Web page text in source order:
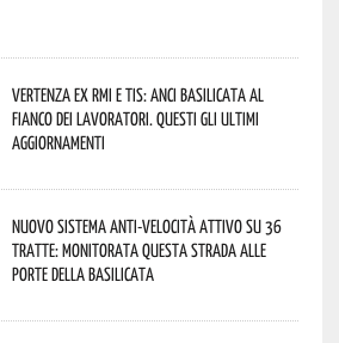
Vertenza ex RMI e TIS: ANCI Basilicata al
fianco dei lavoratori. Questi gli ultimi
aggiornamenti
Nuovo sistema anti-velocità attivo su 36
tratte: monitorata questa strada alle
porte della Basilicata